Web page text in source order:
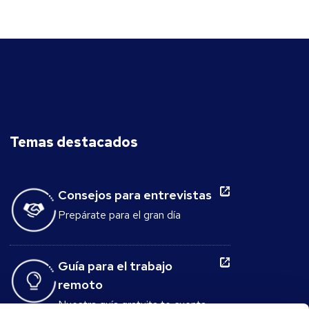
reorganizarlas, cambiar habilidades,
refrescar el conjunto para ver nuevas
o comparteCon tus preguntas listas,
puedes copiarlas o descargarlas en un
documento de Word para usarlas en tu
entrevista. ¡Ahora es tu turno de liderar
una gran entrevista y contratar al
candidato ideal! ¿Por qué deberían usar
esta herramienta los reclutadores y
Temas destacados
Consejos para entrevistas
Prepárate para el gran día
Guía para el trabajo
remoto
Nuestra guía gratuita te cuenta